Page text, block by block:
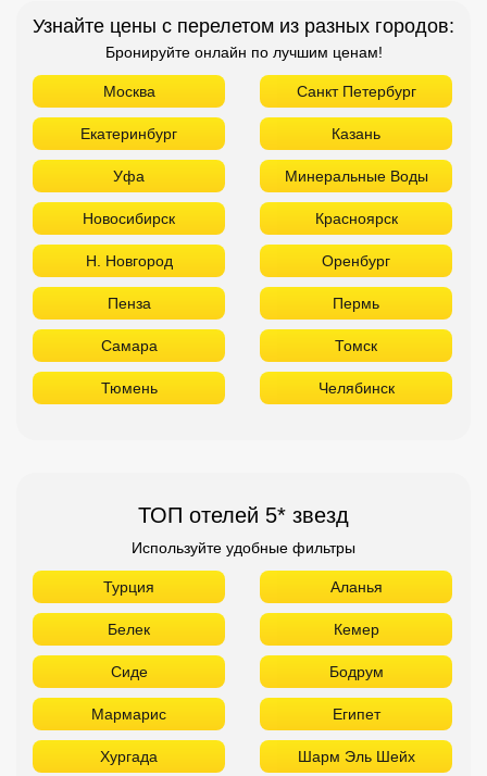
Узнайте цены с перелетом из разных городов:
Бронируйте онлайн по лучшим ценам!
Москва Санкт Петербург
Екатеринбург Казань
Уфа Минеральные Воды
Новосибирск Красноярск
Н. Новгород Оренбург
Пенза Пермь
Самара Томск
Тюмень Челябинск
ТОП отелей 5* звезд
Используйте удобные фильтры
Турция Аланья
Белек Кемер
Сиде Бодрум
Мармарис Египет
Хургада Шарм Эль Шейх